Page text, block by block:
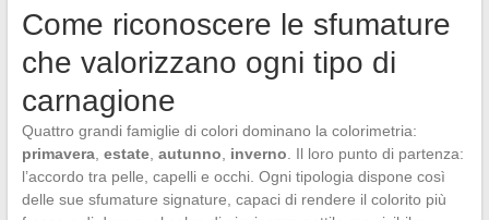
Come riconoscere le sfumature
che valorizzano ogni tipo di
carnagione
Quattro grandi famiglie di colori dominano la colorimetria:
primavera, estate, autunno inverno . Il loro punto di partenza:
l’accordo tra pelle, capelli e occhi. Ogni tipologia dispone così
delle sue sfumature signature, capaci di rendere il colorito più